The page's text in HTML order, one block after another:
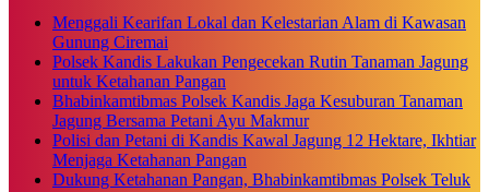
Menggali Kearifan Lokal dan Kelestarian Alam di Kawasan
Gunung Ciremai
Polsek Kandis Lakukan Pengecekan Rutin Tanaman Jagung
untuk Ketahanan Pangan
Bhabinkamtibmas Polsek Kandis Jaga Kesuburan Tanaman
Jagung Bersama Petani Ayu Makmur
Polisi dan Petani di Kandis Kawal Jagung 12 Hektare, Ikhtiar
Menjaga Ketahanan Pangan
Dukung Ketahanan Pangan, Bhabinkamtibmas Polsek Teluk